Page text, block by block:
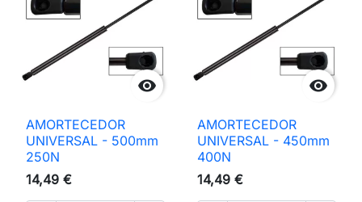

AMORTECEDOR
UNIVERSAL - 500mm
250N
14,49 €

AMORTECEDOR
UNIVERSAL - 450mm
400N
14,49 €